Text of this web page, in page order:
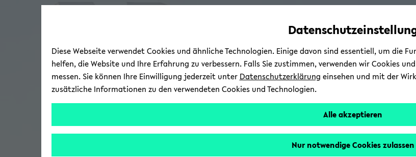
Automatische
vermeiden
zum
wechseln
zum
wechseln
zum
wechseln
Diese Webseite verwendet Cookies und ähnliche Technologien. Einige davon sind essentiell, um die
helfen, die Website und Ihre Erfahrung zu verbessern. Falls Sie zustimmen, verwenden wir Cookies
messen. Sie können Ihre Einwilligung jederzeit unter Datenschutzerklärung einsehen und mit der
zusätzliche Informationen zu den verwendeten Cookies und Technologien.
Alle akzeptieren
Nur notwendige Cookies zulassen